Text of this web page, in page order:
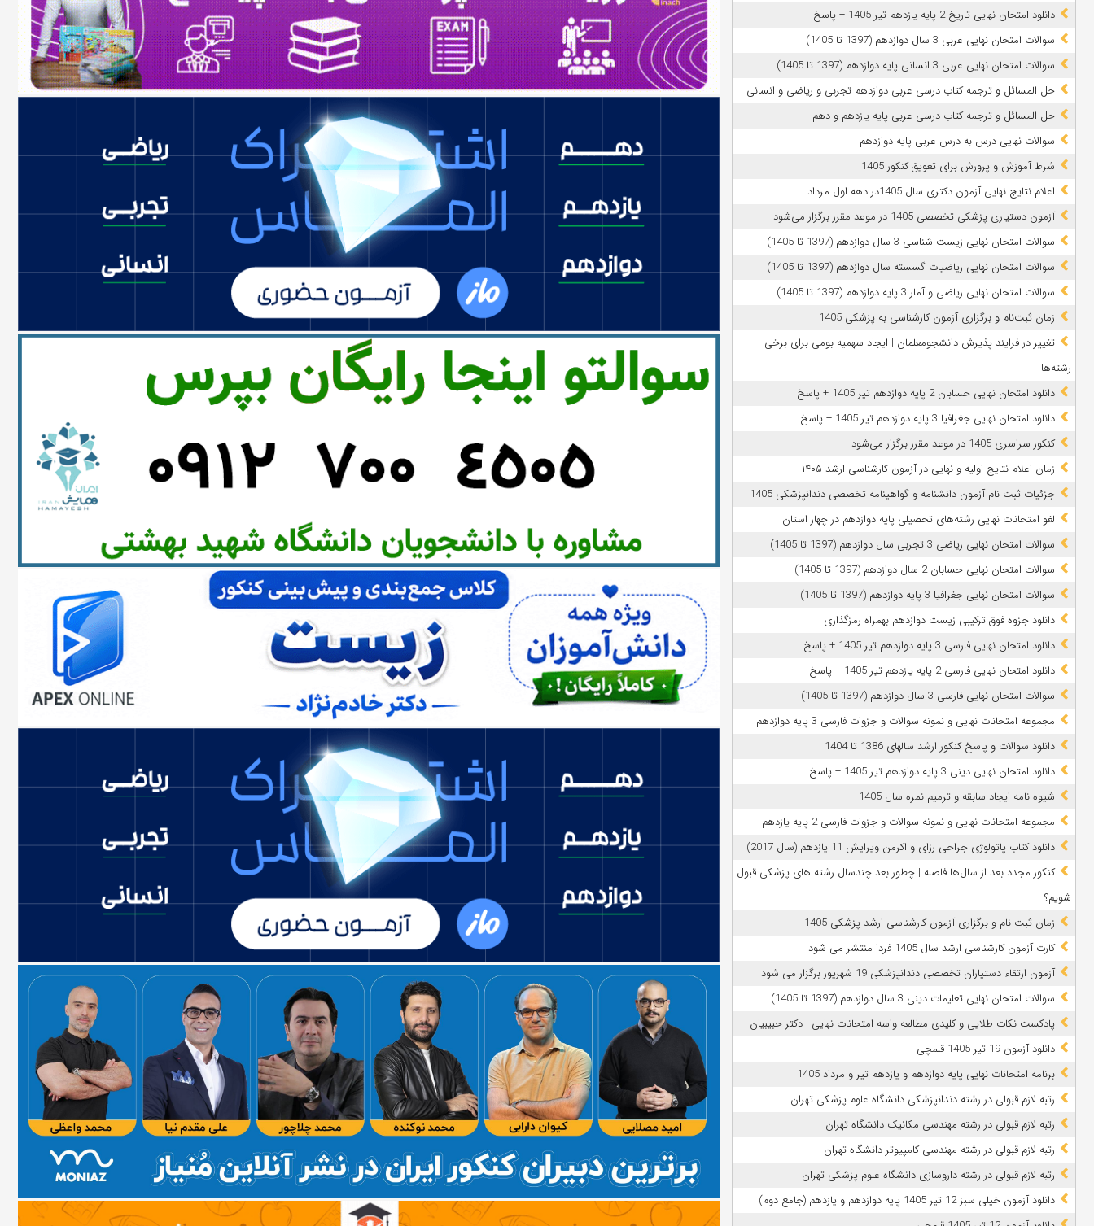
دانلود امتحان نهایی تاریخ 2 پایه یازدهم تیر 1405 + پاسخ
سوالات امتحان نهایی عربی 3 سال دوازدهم (1397 تا 1405)
سوالات امتحان نهایی عربی 3 انسانی پایه دوازدهم (1397 تا 1405)
حل المسائل و ترجمه کتاب درسی عربی دوازدهم تجربی و ریاضی و انسانی
حل المسائل و ترجمه کتاب درسی عربی پایه یازدهم و دهم
سوالات نهایی درس به درس عربی پایه دوازدهم
شرط آموزش و پرورش برای تعویق کنکور 1405
اعلام نتایج نهایی آزمون دکتری سال 1405در دهه اول مرداد
آزمون دستیاری پزشکی تخصصی 1405 در موعد مقرر برگزار می‌شود
سوالات امتحان نهایی زیست شناسی 3 سال دوازدهم (1397 تا 1405)
سوالات امتحان نهایی ریاضیات گسسته سال دوازدهم (1397 تا 1405)
سوالات امتحان نهایی ریاضی و آمار 3 پایه دوازدهم (1397 تا 1405)
زمان ثبت‌نام و برگزاری آزمون کارشناسی به پزشکی 1405
تغییر در فرایند پذیرش دانشجومعلمان | ایجاد سهمیه بومی برای برخی
رشته‌ها
دانلود امتحان نهایی حسابان 2 پایه دوازدهم تیر 1405 + پاسخ
دانلود امتحان نهایی جغرافیا 3 پایه دوازدهم تیر 1405 + پاسخ
کنکور سراسری 1405 در موعد مقرر برگزار می‌شود
زمان اعلام نتایج اولیه و نهایی در آزمون کارشناسی ارشد ۱۴۰۵
جزئیات ثبت نام آزمون دانشنامه و گواهینامه تخصصی دندانپزشکی 1405
لغو امتحانات نهایی رشته‌های تحصیلی پایه دوازدهم در چهار استان
سوالات امتحان نهایی ریاضی 3 تجربی سال دوازدهم (1397 تا 1405)
سوالات امتحان نهایی حسابان 2 سال دوازدهم (1397 تا 1405)
سوالات امتحان نهایی جغرافیا 3 پایه دوازدهم (1397 تا 1405)
دانلود جزوه فوق ترکیبی زیست دوازدهم بهمراه رمزگذاری
دانلود امتحان نهایی فارسی 3 پایه دوازدهم تیر 1405 + پاسخ
دانلود امتحان نهایی فارسی 2 پایه یازدهم تیر 1405 + پاسخ
سوالات امتحان نهایی فارسی 3 سال دوازدهم (1397 تا 1405)
مجموعه امتحانات نهایی و نمونه سوالات و جزوات فارسی 3 پایه دوازدهم
دانلود سوالات و پاسخ کنکور ارشد سالهای 1386 تا 1404
دانلود امتحان نهایی دینی 3 پایه دوازدهم تیر 1405 + پاسخ
شیوه نامه ایجاد سابقه و ترمیم نمره سال 1405
مجموعه امتحانات نهایی و نمونه سوالات و جزوات فارسی 2 پایه یازدهم
دانلود کتاب پاتولوژی جراحی رزای و اکرمن ویرایش 11 یازدهم (سال 2017)
کنکور مجدد بعد از سال‌ها فاصله | چطور بعد چندسال رشته‌ های پزشکی قبول
شویم؟
زمان ثبت نام و برگزاری آزمون کارشناسی ارشد پزشکی 1405
کارت آزمون کارشناسی ارشد سال 1405 فردا منتشر می شود
آزمون ارتقاء دستیاران تخصصی دندانپزشکی 19 شهریور برگزار می شود
سوالات امتحان نهایی تعلیمات دینی 3 سال دوازدهم (1397 تا 1405)
پادکست نکات طلایی و کلیدی مطالعه واسه امتحانات نهایی | دکتر حبیبیان
دانلود آزمون 19 تیر 1405 قلمچی
برنامه امتحانات نهایی پایه دوازدهم و یازدهم تیر و مرداد 1405
رتبه لازم قبولی در رشته دندانپزشکی دانشگاه علوم پزشکی تهران
رتبه لازم قبولی در رشته مهندسی مکانیک دانشگاه تهران
رتبه لازم قبولی در رشته مهندسی کامپیوتر دانشگاه تهران
رتبه لازم قبولی در رشته داروسازی دانشگاه علوم پزشکی تهران
دانلود آزمون خیلی سبز 12 تیر 1405 پایه دوازدهم و یازدهم (جامع دوم)